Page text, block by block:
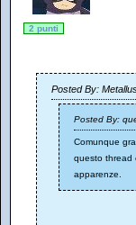
2 punti
Posted By:
Posted By:
Comunque
questo thread
apparenze.